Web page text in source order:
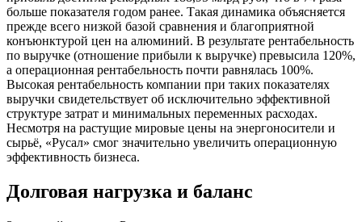
больше показателя годом ранее. Такая динамика объясняется
прежде всего низкой базой сравнения и благоприятной
конъюнктурой цен на алюминий. В результате рентабельность
по выручке (отношение прибыли к выручке) превысила 120%,
а операционная рентабельность почти равнялась 100%.
Высокая рентабельность компании при таких показателях
выручки свидетельствует об исключительно эффективной
структуре затрат и минимальных переменных расходах.
Несмотря на растущие мировые цены на энергоносители и
сырьё, «Русал» смог значительно увеличить операционную
эффективность бизнеса.
Долговая нагрузка и баланс